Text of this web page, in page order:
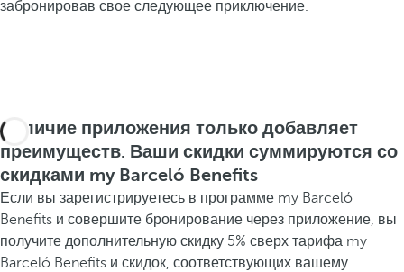
забронировав свое следующее приключение.
Наличие приложения только добавляет
преимуществ. Ваши скидки суммируются со
скидками my Barceló Benefits
Если вы зарегистрируетесь в программе my Barceló
Benefits и совершите бронирование через приложение, вы
получите дополнительную скидку 5% сверх тарифа my
Barceló Benefits и скидок, соответствующих вашему